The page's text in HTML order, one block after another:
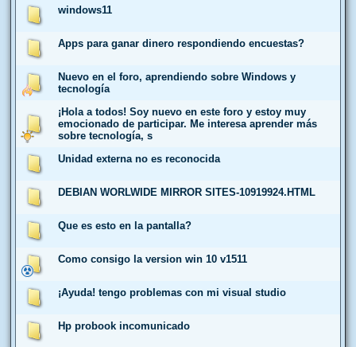
windows11
Apps para ganar dinero respondiendo encuestas?
Nuevo en el foro, aprendiendo sobre Windows y
tecnología
¡Hola a todos! Soy nuevo en este foro y estoy muy
emocionado de participar. Me interesa aprender más
sobre tecnología, s
Unidad externa no es reconocida
DEBIAN WORLWIDE MIRROR SITES-10919924.HTML
Que es esto en la pantalla?
Como consigo la version win 10 v1511
¡Ayuda! tengo problemas con mi visual studio
Hp probook incomunicado